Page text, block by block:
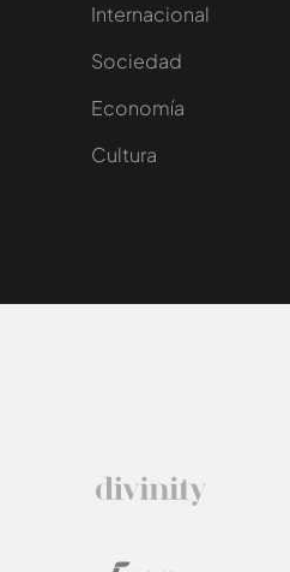
Internacional
Sociedad
Economía
Cultura